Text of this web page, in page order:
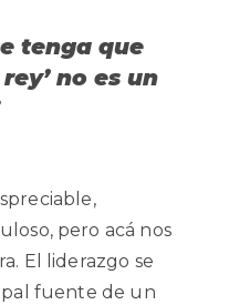
tenga que
no es un
pero acá nos
El liderazgo se
fuente de un